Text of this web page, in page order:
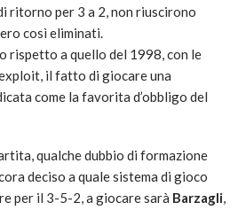
ritorno per 3 a 2, non riuscirono
così eliminati.
rispetto a quello del 1998, con le
il fatto di giocare una
come la favorita d’obbligo del
qualche dubbio di formazione
deciso a quale sistema di gioco
per il 3-5-2, a giocare sarà Barzagli,